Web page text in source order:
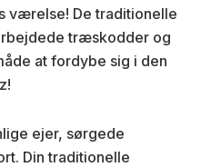
værelse! De traditionelle
træskodder og
at fordybe sig i den
ejer, sørgede
Din traditionelle